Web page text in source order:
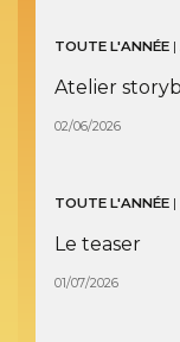
TOUTE L'ANNÉE |
Atelier
02/06/2026
TOUTE L'ANNÉE |
Le teaser
01/07/2026